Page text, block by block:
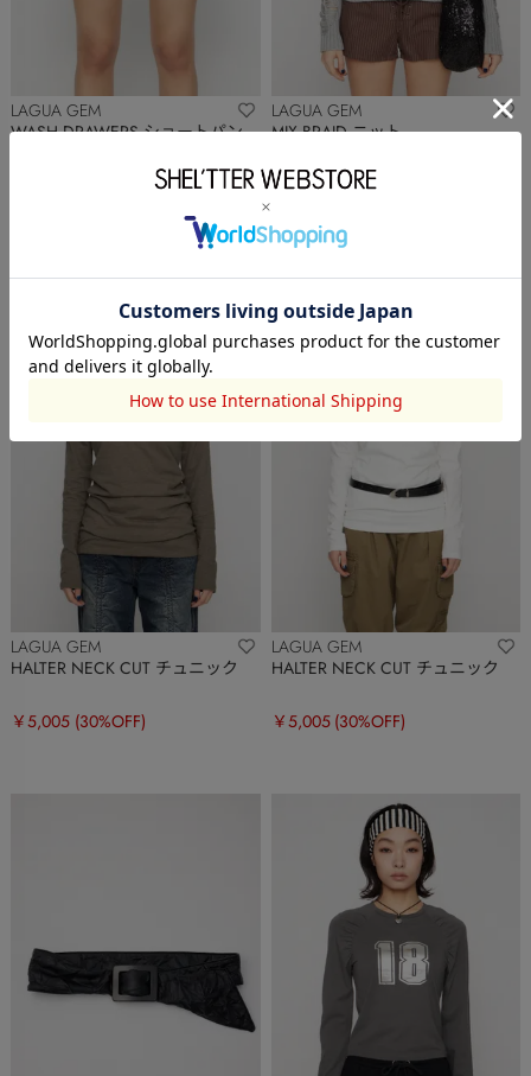
LAGUA GEM
WASH DRAWERS ショートパン
LAGUA GEM
MIX BRAID ニット
￥5,005 (30%OFF)
LAGUA GEM
HALTER NECK CUT チュニック
￥5,005 (30%OFF)
LAGUA GEM
HALTER NECK CUT チュニック
￥5,005 (30%OFF)